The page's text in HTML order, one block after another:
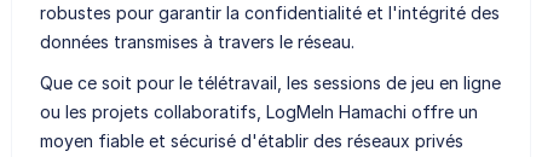
robustes pour garantir la confidentialité et l'intégrité des
données transmises à travers le réseau.
Que ce soit pour le télétravail, les sessions de jeu en ligne
ou les projets collaboratifs, LogMeIn Hamachi offre un
moyen fiable et sécurisé d'établir des réseaux privés